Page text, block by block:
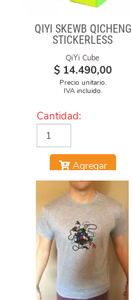
QIYI SKEWB QICHENG
STICKERLESS
QiYi Cube
$ 14.490,00
Precio unitario.
IVA incluido.
Cantidad:
Agregar